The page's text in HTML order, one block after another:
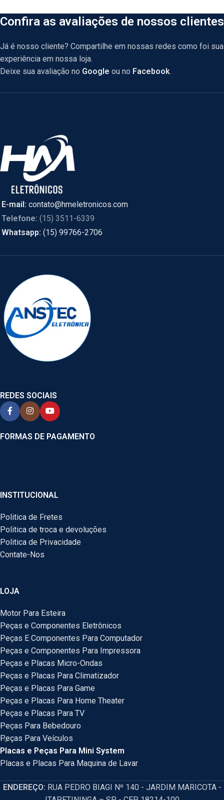
Confira as avaliações de nossos clientes
Já é nosso cliente? Compartilhe em nossas redes como foi sua
experiência em nossa loja.
Deixe sua avaliação no Google ou no Facebook.
E-mail: contato@hmeletronicos.com
Telefone: (15) 3511-6339
Whatsapp: (15) 99766-2706
REDES SOCIAIS
FORMAS DE PAGAMENTO
INSTITUCIONAL
Politica de Fretes
Politica de troca e devoluções
Politica de Privacidade
Contate-Nos
LOJA
Motor Para Esteira
Peças e Componentes Eletrônicos
Peças E Componentes Para Computador
Peças e Componentes Para Impressora
Peças e Placas Micro-Ondas
Peças e Placas Para Climatizador
Peças e Placas Para Game
Peças e Placas Para Home Theater
Peças e Placas Para TV
Peças Para Bebedouro
Peças Para Veículos
Placas e Peças Para Mini System
Placas e Placas Para Maquina de Lavar
ENDEREÇO: RUA PEDRO BIAGI Nº 140 - JARDIM MARICOTA -